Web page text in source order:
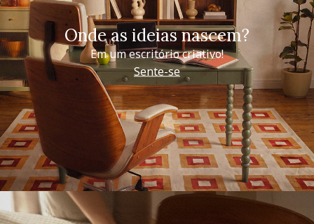
Onde as ideias nascem?
Em um escritório criativo!
Sente-se